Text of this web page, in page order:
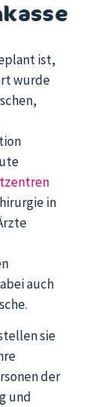
ist,
wurde
in
auch
sie
der
und